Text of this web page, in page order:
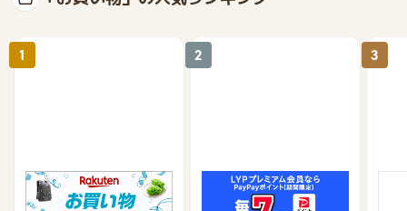
楽天市場
1
Yahoo!ショッピング
2 3